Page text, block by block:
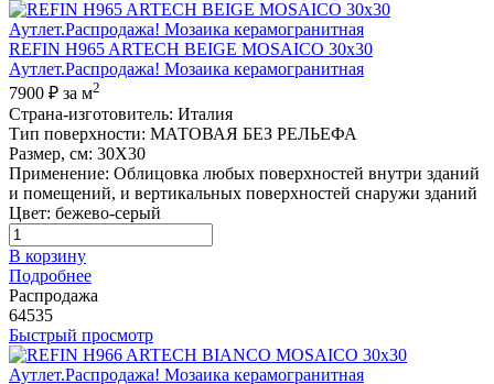
REFIN H965 ARTECH BEIGE MOSAICO 30x30
Аутлет.Распродажа! Мозаика керамогранитная
7900 ₽ за м2
Страна-изготовитель: Италия
Тип поверхности: МАТОВАЯ БЕЗ РЕЛЬЕФА
Размер, см: 30X30
Применение: Облицовка любых поверхностей внутри зданий
и помещений, и вертикальных поверхностей снаружи зданий
Цвет: бежево-серый
В корзину
Подробнее
Распродажа
64535
Быстрый просмотр